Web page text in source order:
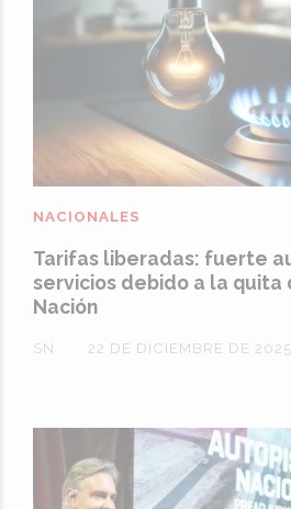
Tarifas liberadas: fuerte
servicios debido a la quita
Nación
SN
NACIONALES
22 DE DICIEMBRE DE 2025